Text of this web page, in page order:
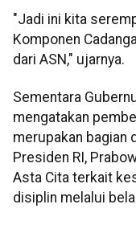
"Jadi ini kita
Komponen
dari ASN," ujarnya.
Sementara
mengatakan
merupakan bagian
Presiden RI,
Asta Cita terkait
disiplin melalui